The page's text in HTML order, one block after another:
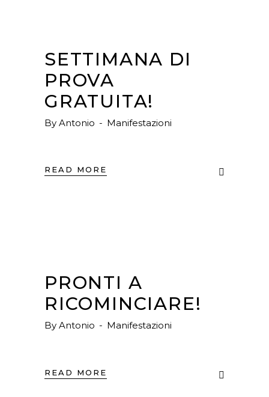
SETTIMANA DI
PROVA
GRATUITA!
By Antonio Manifestazioni
READ MORE
PRONTI A
RICOMINCIARE!
By Antonio Manifestazioni
READ MORE